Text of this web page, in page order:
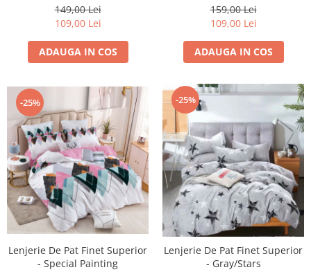
149,00 Lei
109,00 Lei
ADAUGA IN COS
159,00 Lei
109,00 Lei
ADAUGA IN COS
-25%
Lenjerie De Pat Finet Superior
- Special Painting
-25%
Lenjerie De Pat Finet Superior
- Gray/Stars